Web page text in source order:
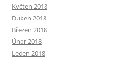
Květen 2018
Duben 2018
Březen 2018
Únor 2018
Leden 2018